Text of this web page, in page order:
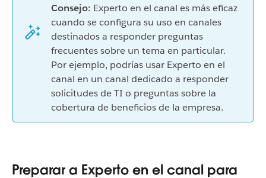
Consejo: Experto en el canal es más eficaz
cuando se configura su uso en canales
destinados a responder preguntas
frecuentes sobre un tema en particular.
Por ejemplo, podrías usar Experto en el
canal en un canal dedicado a responder
solicitudes de TI o preguntas sobre la
cobertura de beneficios de la empresa.
Preparar a Experto en el canal para